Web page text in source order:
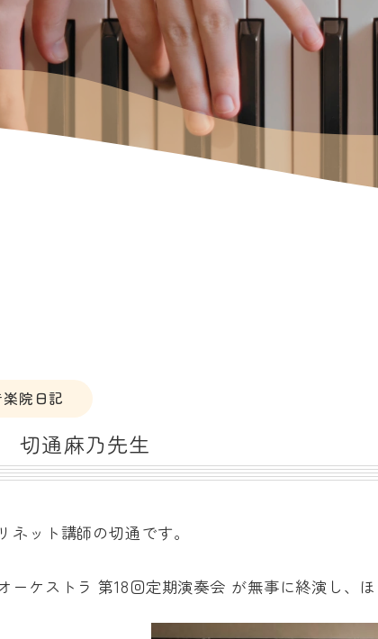
院日記
切通麻乃先生
ネット講師の切通です。
ーケストラ 第18回定期演奏会 が無事に終演し、ほ